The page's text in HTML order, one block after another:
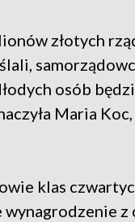
złotych
osób
Maria
klas